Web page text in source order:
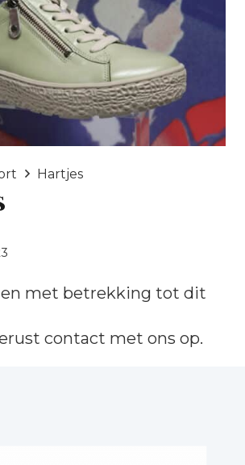
Hartjes
met betrekking tot dit
contact met ons op.